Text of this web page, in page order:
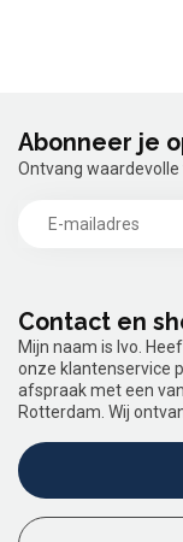
Contact en
Mijn naam is Ivo.
onze klantenservice
afspraak met een
Rotterdam. Wij
Abonneer je
Ontvang